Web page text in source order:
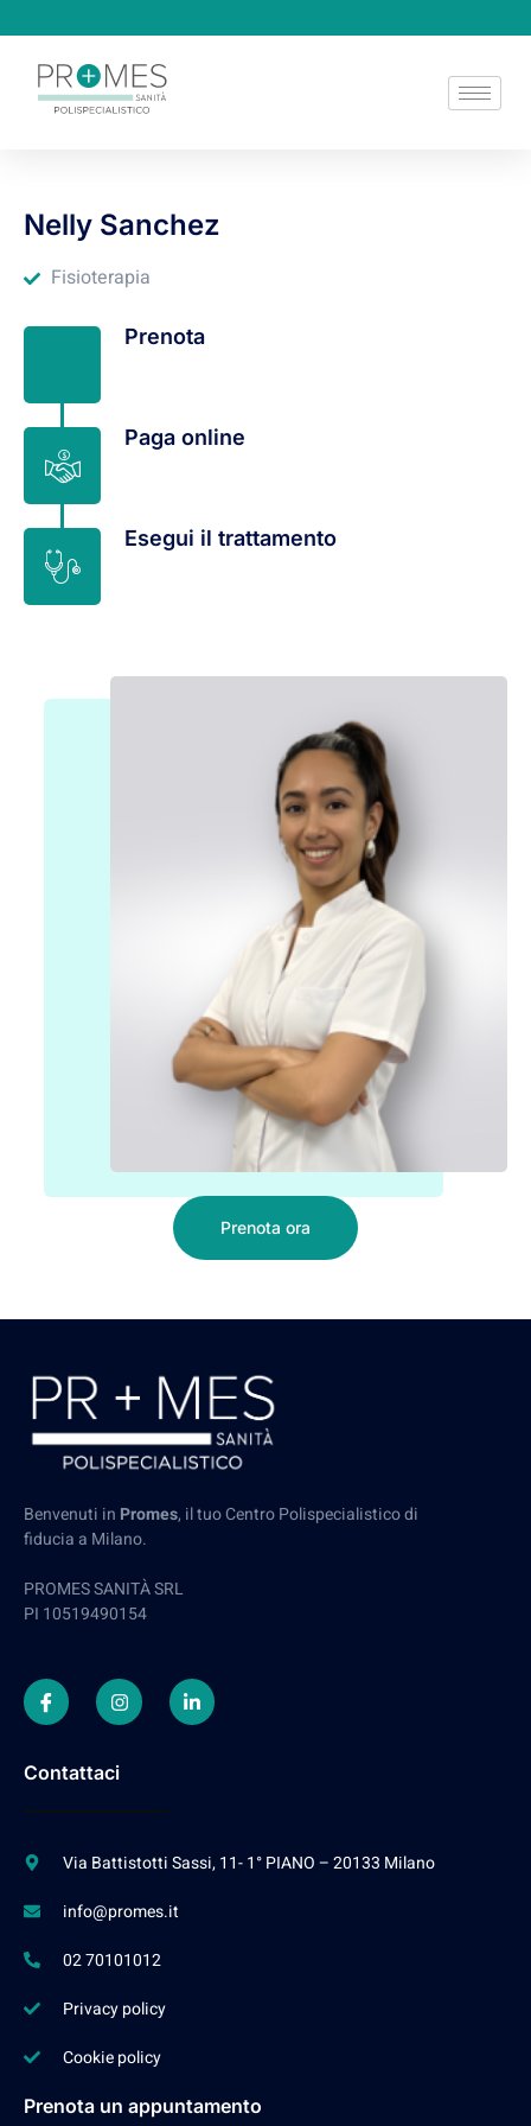
Nelly Sanchez
Fisioterapia
Prenota
Paga online
Esegui il trattamento
Prenota ora
Benvenuti in Promes, il tuo Centro Polispecialistico di
fiducia a Milano.
PROMES SANITÀ SRL
PI 10519490154
Contattaci
Via Battistotti Sassi, 11- 1° PIANO – 20133 Milano
info@promes.it
02 70101012
Privacy policy
Cookie policy
Prenota un appuntamento